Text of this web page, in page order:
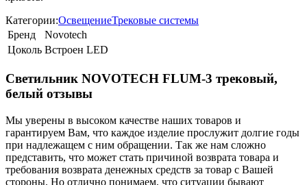
Категории:ОсвещениеТрековые системы
Бренд
Novotech
Цоколь Встроен LED
Светильник NOVOTECH FLUM-3 трековый,
белый отзывы
Мы уверены в высоком качестве наших товаров и
гарантируем Вам, что каждое изделие прослужит долгие годы
при надлежащем с ним обращении. Так же нам сложно
представить, что может стать причиной возврата товара и
требования возврата денежных средств за товар с Вашей
стороны. Но отлично понимаем, что ситуации бывают